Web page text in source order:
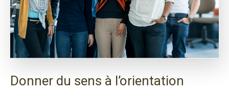
Donner du sens à l’orientation